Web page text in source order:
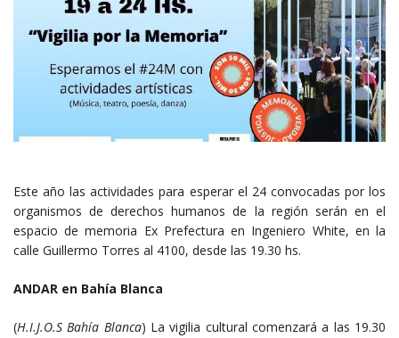
Este año las actividades para esperar el 24 convocadas por los
organismos de derechos humanos de la región serán en el
espacio de memoria Ex Prefectura en Ingeniero White, en la
calle Guillermo Torres al 4100, desde las 19.30 hs.
ANDAR en Bahía Blanca
(H.I.J.O.S Bahía Blanca) La vigilia cultural comenzará a las 19.30